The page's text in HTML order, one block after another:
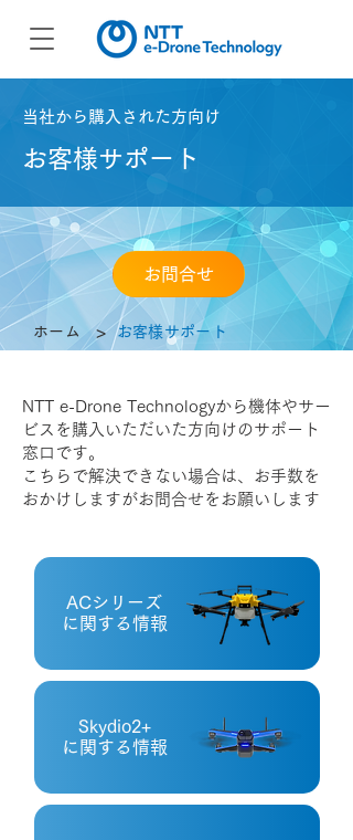
当社から購入された方向け
お客様サポート
お問合せ
ホーム > お客様サポート
NTT e-Drone Technologyから機体やサー
ビスを購入いただいた方向けのサポート
窓口です。
こちらで解決できない場合は、お手数を
おかけしますがお問合せをお願いします
ACシリーズ
に関する情報
Skydio2+
に関する情報